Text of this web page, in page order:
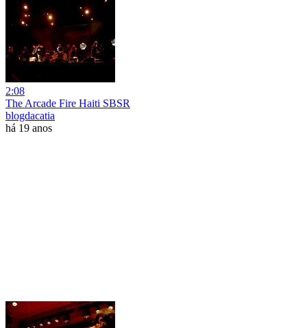
2:08
The Arcade Fire Haiti SBSR
blogdacatia
há 19 anos